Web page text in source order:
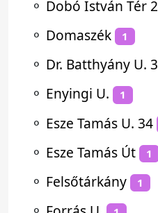
⚬ Dobó István Tér 2
⚬ Domaszék 1
⚬ Dr. Batthyány U. 3
⚬ Enyingi U. 1
⚬ Esze Tamás U. 34
⚬ Esze Tamás Út 1
⚬ Felsőtárkány 1